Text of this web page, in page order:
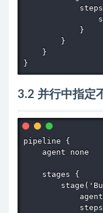
steps
            }
        }
    }
}
3.2 并行中指定
pipeline {
    agent none
    stages {
steps